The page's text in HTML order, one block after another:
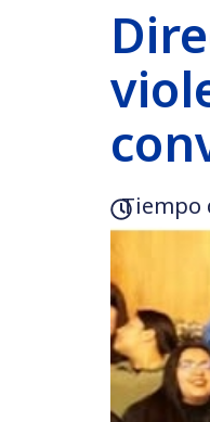
Tiempo